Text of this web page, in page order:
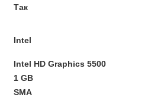
Так
Intel
Intel HD Graphics 5500
1 GB
SMA